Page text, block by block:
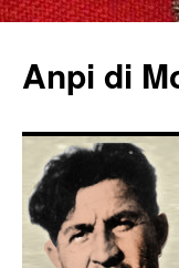
Anpi di